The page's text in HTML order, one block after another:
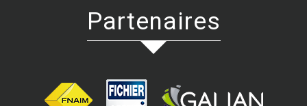
partenaires